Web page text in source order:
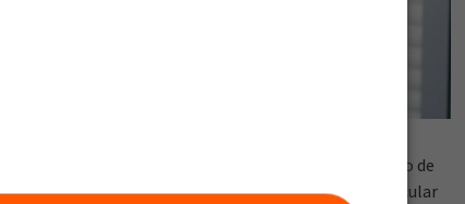
turnover, é um indicador crucial para a administração de
seus fundamentos é crucial para saber como calcular